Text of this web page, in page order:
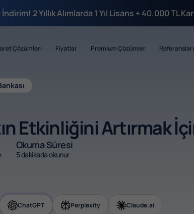
2 Yıllık Alımlarda 1 Yıl Lisans + 40.000 TL
Çözümleri Fiyatlar Premium Çözümler
Etkinliğini Artırmak
Okuma Süresi
5 dakikada okunur
ChatGPT Perplexity Claude.ai